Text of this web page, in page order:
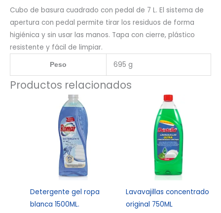
Cubo de basura cuadrado con pedal de 7 L. El sistema de
apertura con pedal permite tirar los residuos de forma
higiénica y sin usar las manos. Tapa con cierre, plástico
resistente y fácil de limpiar.
Peso 695 g
Productos relacionados
Detergente gel ropa
blanca 1500ML.
Lavavajillas concentrado
original 750ML